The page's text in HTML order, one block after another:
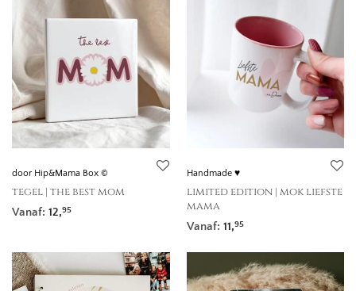
door Hip&Mama Box ©
tegel | the best mom
Vanaf: 12,95
Handmade ♥
limited edition | mok liefste
mama
Vanaf: 11,95